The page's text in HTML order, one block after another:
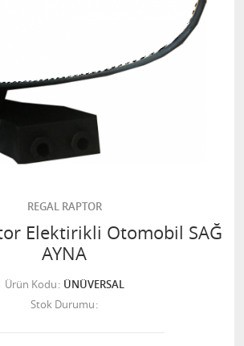
REGAL RAPTOR
Elektirikli Otomobil SAĞ
AYNA
Ürün Kodu ÜNÜVERSAL
Stok Durumu